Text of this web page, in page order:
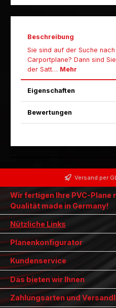
Beschreibung
Sie sind auf der Suche
Carportplane? Dann sind
der Satt… Mehr
Eigenschaften
Bewertungen
Versand per
Wir fertigen Ihre PVC-Plane
Qualität made in Germany!
Nützliche Links
Planenkonfigurator
Kundenservice
Das bieten wir Ihnen
Zahlungsarten und